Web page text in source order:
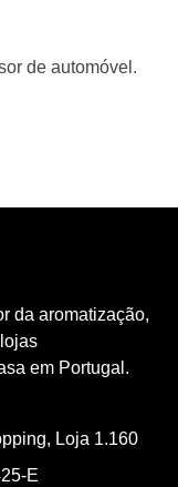
de automóvel.
da aromatização,
em Portugal.
Loja 1.160
E